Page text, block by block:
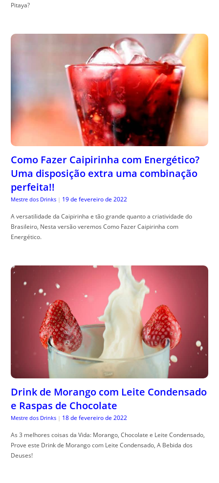
Pitaya?
Como Fazer Caipirinha com Energético?
Uma disposição extra uma combinação
perfeita!!
Mestre dos Drinks | 19 de fevereiro de 2022
A versatilidade da Caipirinha e tão grande quanto a criatividade do
Brasileiro, Nesta versão veremos Como Fazer Caipirinha com
Energético.
Drink de Morango com Leite Condensado
e Raspas de Chocolate
Mestre dos Drinks | 18 de fevereiro de 2022
As 3 melhores coisas da Vida: Morango, Chocolate e Leite Condensado,
Prove este Drink de Morango com Leite Condensado, A Bebida dos
Deuses!